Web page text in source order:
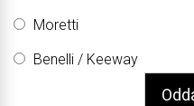
Moretti
Benelli / Keeway